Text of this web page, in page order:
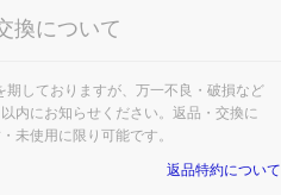
換について
しておりますが、万一不良・破損など
内にお知らせください。返品・交換に
未使用に限り可能です。
返品特約について